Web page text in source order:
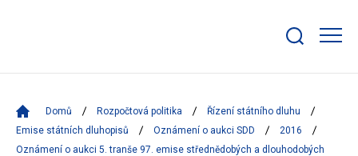
bar
Domů Rozpočtová politika
Řízení státního dluhu
Emise státních dluhopisů
Oznámení o aukci SDD
2016
Oznámení o aukci 5. tranše 97. emise střednědobých a dlouhodobých